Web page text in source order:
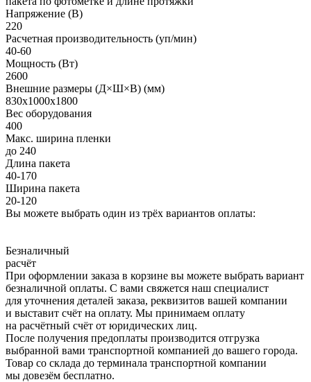
Напряжение (В)
220
Расчетная производительность (уп/мин)
40-60
Мощность (Вт)
2600
Внешние размеры (Д×Ш×В) (мм)
830х1000х1800
Вес оборудования
400
Макс. ширина пленки
до 240
Длина пакета
40-170
Ширина пакета
20-120
Вы можете выбрать один из трёх вариантов оплаты:
Безналичный
расчёт
При оформлении заказа в корзине вы можете выбрать вариант
безналичной оплаты. С вами свяжется наш специалист
для уточнения деталей заказа, реквизитов вашей компании
и выставит счёт на оплату. Мы принимаем оплату
на расчётный счёт от юридических лиц.
После получения предоплаты производится отгрузка
выбранной вами транспортной компанией до вашего города.
Товар со склада до терминала транспортной компании
мы довезём бесплатно.